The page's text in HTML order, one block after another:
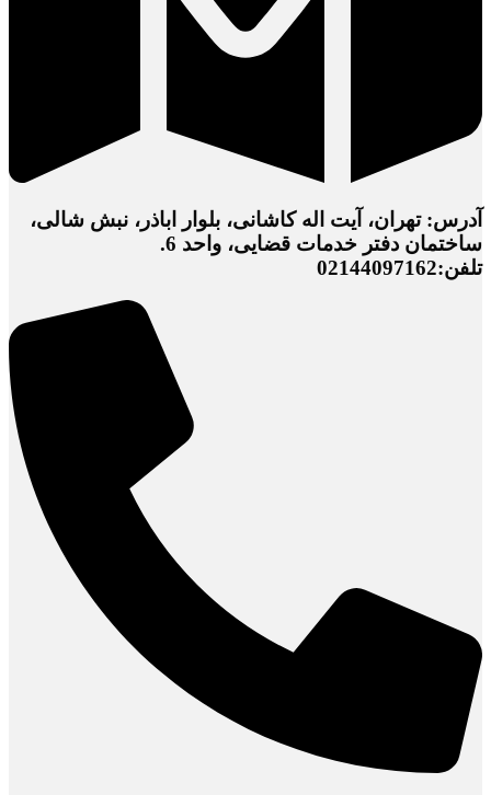
آدرس: تهران، آیت اله کاشانی، بلوار اباذر، نبش شالی،
ساختمان دفتر خدمات قضایی، واحد 6.
تلفن:02144097162